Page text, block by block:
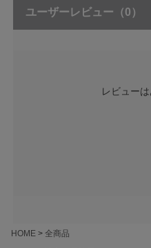
ユーザーレビュー （0）
レビューは
HOME
全商品